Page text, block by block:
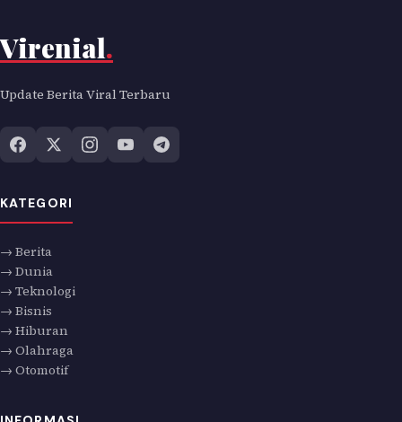
Virenial.
Update Berita Viral Terbaru
KATEGORI
→ Berita
→ Dunia
→ Teknologi
→ Bisnis
→ Hiburan
→ Olahraga
→ Otomotif